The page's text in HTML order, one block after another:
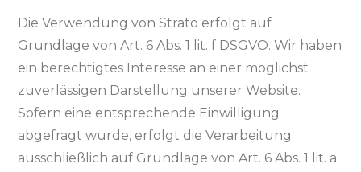
Die Verwendung von Strato erfolgt auf
Grundlage von Art. 6 Abs. 1 lit. f DSGVO. Wir haben
ein berechtigtes Interesse an einer möglichst
zuverlässigen Darstellung unserer Website.
Sofern eine entsprechende Einwilligung
abgefragt wurde, erfolgt die Verarbeitung
ausschließlich auf Grundlage von Art. 6 Abs. 1 lit. a